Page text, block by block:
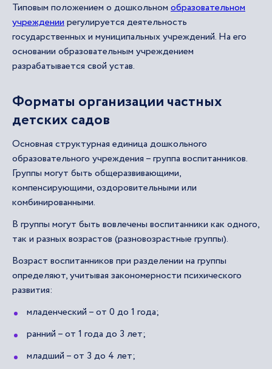
Типовым положением о дошкольном образовательном
учреждениирегулируется деятельность
государственных и муниципальных учреждений. На его
основании образовательным учреждением
разрабатывается свой устав.
Форматы организации частных
детских садов
Основная структурная единица дошкольного
образовательного учреждения – группа воспитанников.
Группы могут быть общеразвивающими,
компенсирующими, оздоровительными или
комбинированными.
В группы могут быть вовлечены воспитанники как одного,
так и разных возрастов (разновозрастные группы).
Возраст воспитанников при разделении на группы
определяют, учитывая закономерности психического
развития:
младенческий – от 0 до 1 года;
ранний – от 1 года до 3 лет;
младший – от 3 до 4 лет;